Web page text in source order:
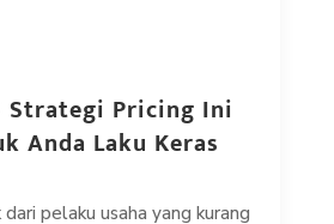
Strategi Pricing Ini
Anda Laku Keras
pelaku usaha yang kurang